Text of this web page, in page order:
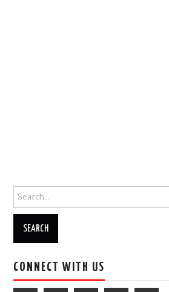
Search for:
CONNECT WITH US